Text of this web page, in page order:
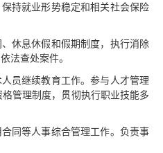
持就业形势稳定和相关社会保险
休息休假和假期制度，执行消除
法查处案件。
员继续教育工作。参与人才管理
管理制度，贯彻执行职业技能多
同等人事综合管理工作。负责事